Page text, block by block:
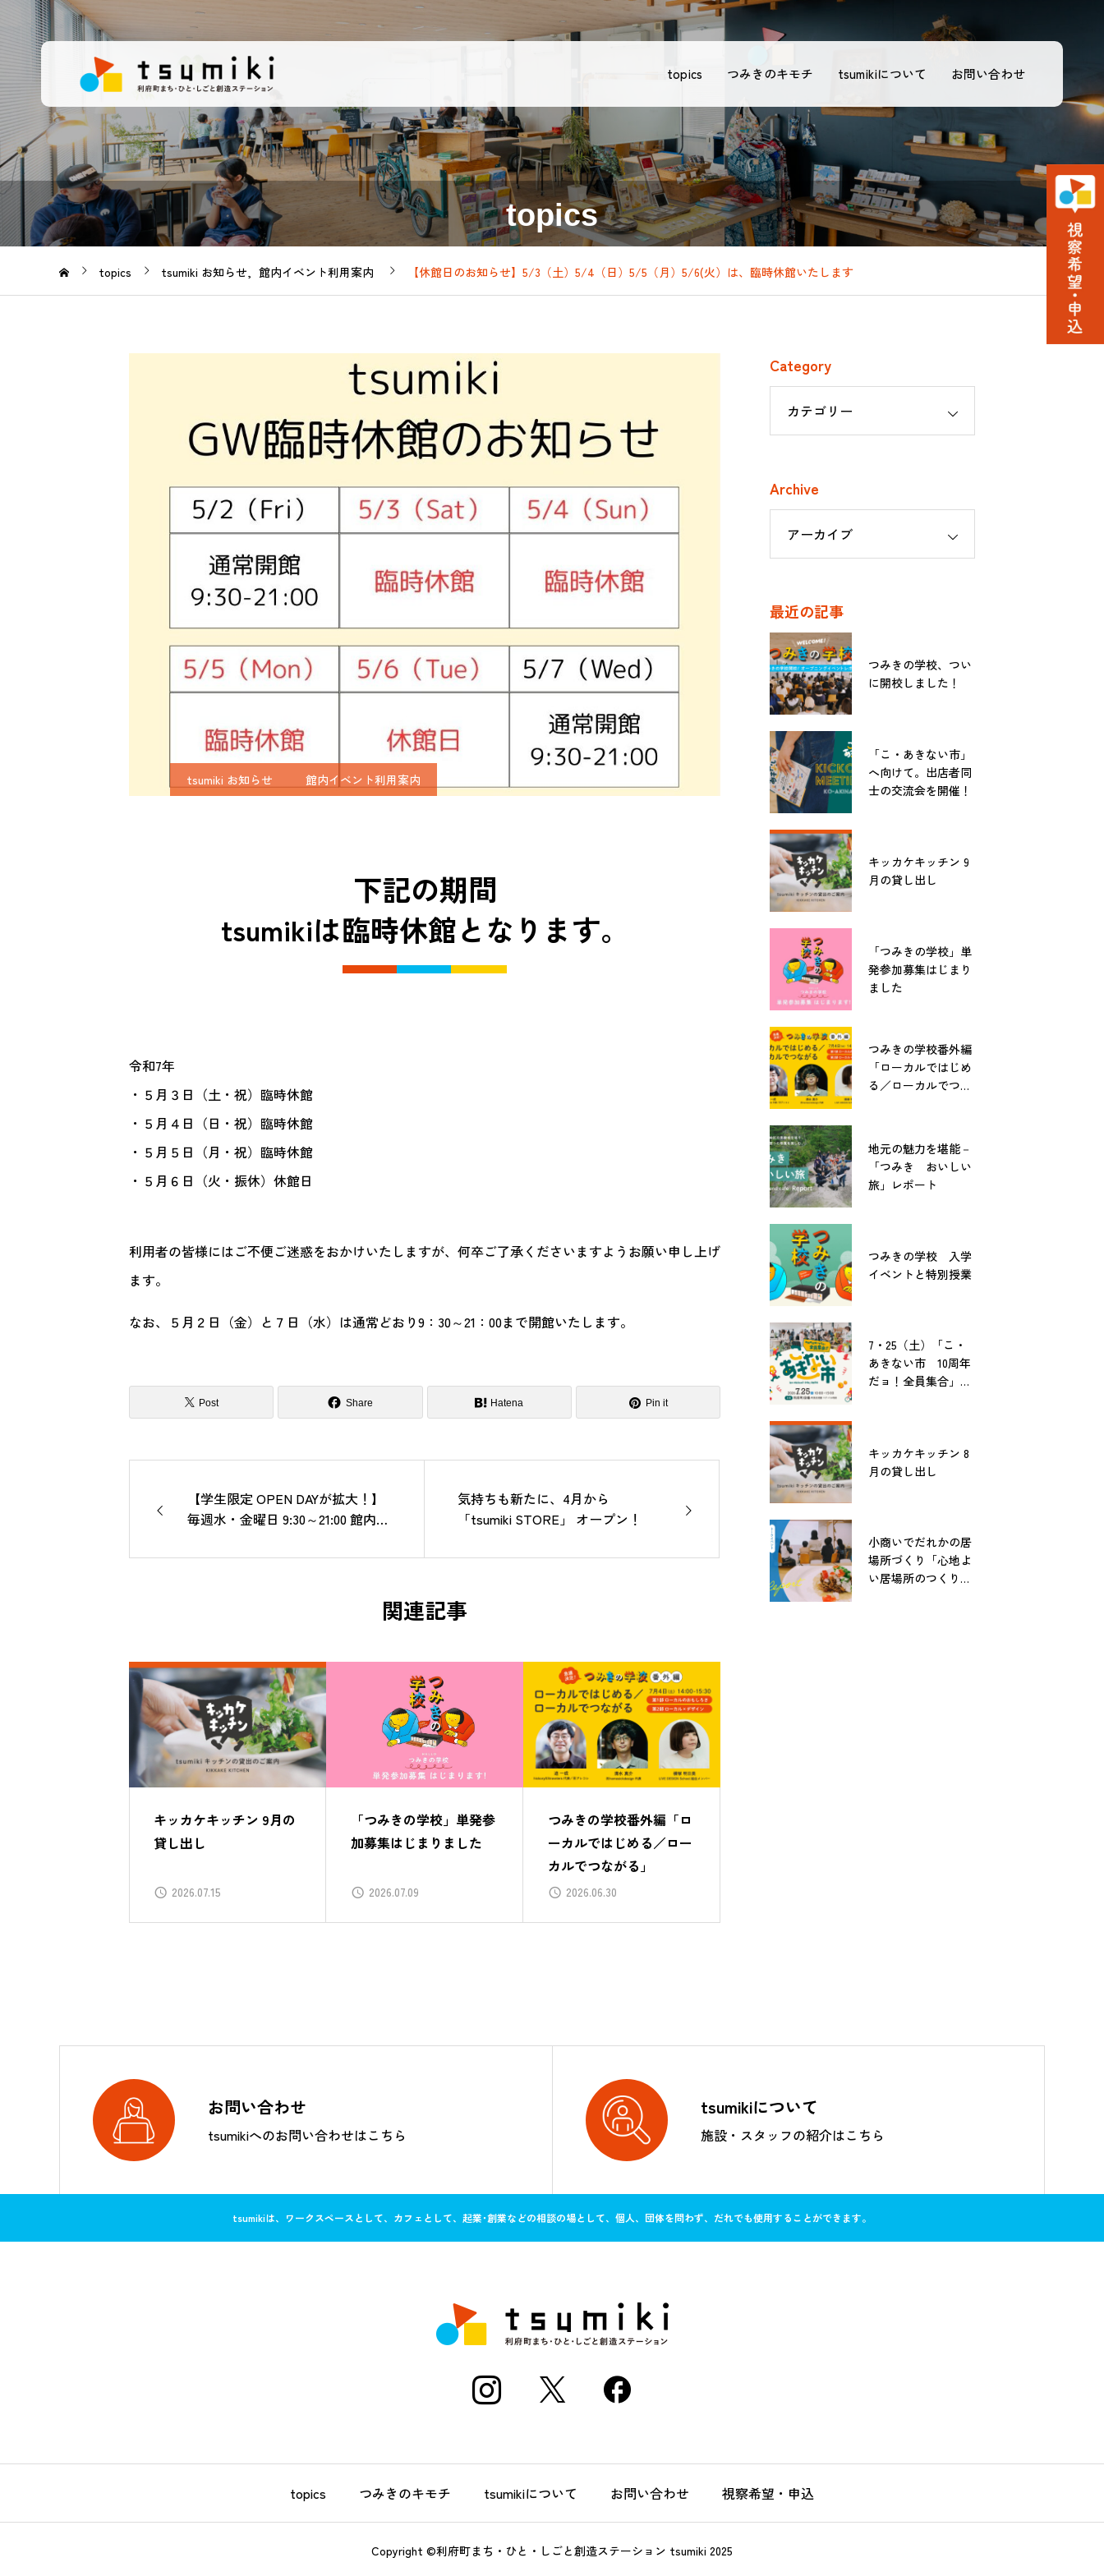
topics つみきのキモチ tsumikiについて お問い合わせ
topics
topics tsumiki お知らせ 館内イベント利用案内 【休館日のお知らせ】5/3（土）5/4（日）5/5（月）5/6(火）は、臨時休館いたします
tsumiki お知らせ 館内イベント利用案内
下記の期間
tsumikiは臨時休館となります。
令和7年
・５月３日（土・祝）臨時休館
・５月４日（日・祝）臨時休館
・５月５日（月・祝）臨時休館
・５月６日（火・振休）休館日
利用者の皆様にはご不便ご迷惑をおかけいたしますが、何卒ご了承くださいますようお願い申し上げ
ます。
なお、５月２日（金）と７日（水）は通常どおり9：30～21：00まで開館いたします。
Post Share Hatena Pin it
【学生限定 OPEN DAYが拡大！】
毎週水・金曜日 9:30～21:00 館内を
気持ちも新たに、4月から
「tsumiki STORE」 オープン！
関連記事
キッカケキッチン 9月の
貸し出し
2026.07.15
「つみきの学校」単発参
加募集はじまりました
2026.07.09
つみきの学校番外編「ロ
ーカルではじめる／ロー
カルでつながる」
2026.06.30
Category
Archive
最近の記事
つみきの学校、つい
に開校しました！
「こ・あきない市」
へ向けて。出店者同
士の交流会を開催！
キッカケキッチン 9
月の貸し出し
「つみきの学校」単
発参加募集はじまり
ました
つみきの学校番外編
「ローカルではじめ
る／ローカルでつな
地元の魅力を堪能－
「つみき おいしい
旅」レポート
つみきの学校 入学
イベントと特別授業
7・25（土）「こ・
あきない市 10周年
だョ！全員集合」開
キッカケキッチン 8
月の貸し出し
小商いでだれかの居
場所づくり「心地よ
い居場所のつくりか
お問い合わせ
tsumikiへのお問い合わせはこちら
tsumikiについて
施設・スタッフの紹介はこちら
tsumikiは、ワークスペースとして、カフェとして、起業･創業などの相談の場として、個人、団体を問わず、だれでも使用することができます。
topics つみきのキモチ tsumikiについて お問い合わせ 視察希望・申込
Copyright ©利府町まち・ひと・しごと創造ステーション tsumiki 2025